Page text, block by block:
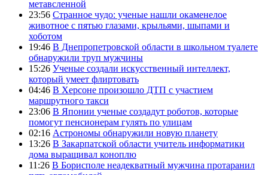
метавсленной
23:56 Странное чудо: ученые нашли окаменелое
животное с пятью глазами, крыльями, шыпами и
хоботом
19:46 В Днепропетровской области в школьном туалете
обнаружили труп мужчины
15:26 Ученые создали искусственный интеллект,
который умеет флиртовать
04:46 В Херсоне произошло ДТП с участием
маршрутного такси
23:06 В Японии ученые создадут роботов, которые
помогут пенсионерам гулять по улицам
02:16 Астрономы обнаружили новую планету
13:26 В Закарпатской области учитель информатики
дома выращивал коноплю
11:26 В Борисполе неадекватный мужчина протаранил